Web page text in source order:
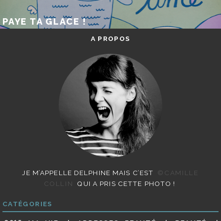
PAYE TA GLACE !
A PROPOS
JE M’APPELLE DELPHINE MAIS C’EST
©CAMILLE
COLLIN
QUI A PRIS CETTE PHOTO !
CATÉGORIES